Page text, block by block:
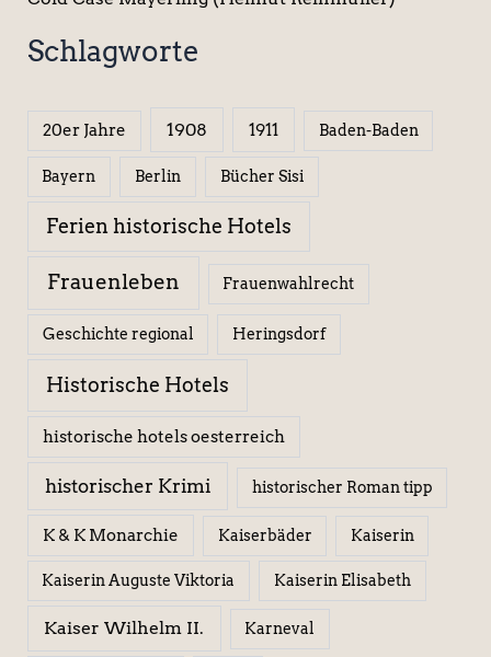
Schlagworte
20er Jahre 1908 1911 Baden-Baden
Bayern Berlin Bücher Sisi
Ferien historische Hotels
Frauenleben Frauenwahlrecht
Geschichte regional Heringsdorf
Historische Hotels
historische hotels oesterreich
historischer Krimi historischer Roman tipp
K & K Monarchie Kaiserbäder Kaiserin
Kaiserin Auguste Viktoria Kaiserin Elisabeth
Kaiser Wilhelm II. Karneval